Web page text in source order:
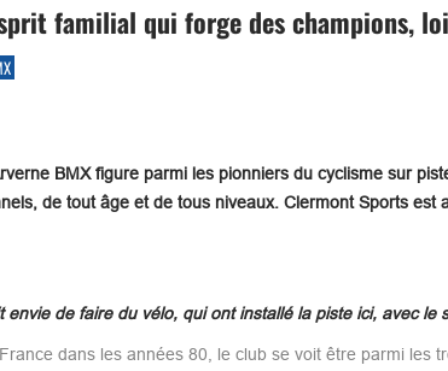
familial qui forge des champions,
BMX figure parmi les pionniers du cyclisme sur
de tout âge et de tous niveaux. Clermont Sports est
envie de faire du vélo, qui ont installé la piste ici, avec le
dans les années 80, le club se voit être parmi les